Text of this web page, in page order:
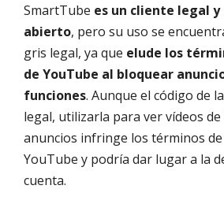
SmartTube es un cliente legal y
abierto, pero su uso se
gris legal, ya que elude los
de YouTube al bloquear
funciones. Aunque el código de
legal, utilizarla para ver vídeos
anuncios infringe los términos de
YouTube y podría dar lugar a la
cuenta.